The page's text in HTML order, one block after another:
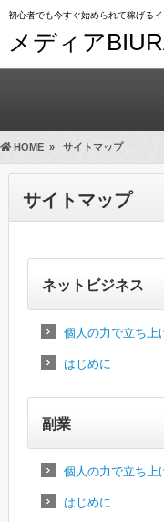
初心者でも今すぐ始められて稼げる
メディア
HOME » サイトマップ
サイトマップ
ネットビジネス
個人の力で立ち上
はじめに
副業
個人の力で立ち上
はじめに